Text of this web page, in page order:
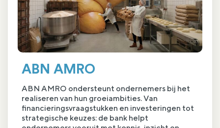
ABN AMRO
ABN AMRO ondersteunt ondernemers bij het
realiseren van hun groeiambities. Van
financieringsvraagstukken en investeringen tot
strategische keuzes: de bank helpt